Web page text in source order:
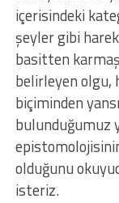
içerisindeki
şeyler gibi
basitten
belirleyen olgu,
biçiminden
bulunduğumuz
olduğunu
isteriz.